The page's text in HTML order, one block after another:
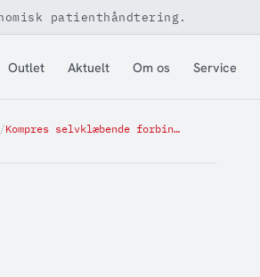
patienthåndtering.
Outlet Aktuelt Om os Service
/ Kompres selvklæbende forbinding, 6 x 7 cm (3 x 4 cm), 100 st